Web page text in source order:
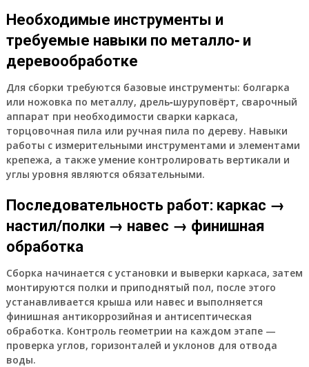
Необходимые инструменты и
требуемые навыки по металло‑ и
деревообработке
Для сборки требуются базовые инструменты: болгарка
или ножовка по металлу, дрель‑шуруповёрт, сварочный
аппарат при необходимости сварки каркаса,
торцовочная пила или ручная пила по дереву. Навыки
работы с измерительными инструментами и элементами
крепежа, а также умение контролировать вертикали и
углы уровня являются обязательными.
Последовательность работ: каркас →
настил/полки → навес → финишная
обработка
Сборка начинается с установки и выверки каркаса, затем
монтируются полки и приподнятый пол, после этого
устанавливается крыша или навес и выполняется
финишная антикоррозийная и антисептическая
обработка. Контроль геометрии на каждом этапе —
проверка углов, горизонталей и уклонов для отвода
воды.